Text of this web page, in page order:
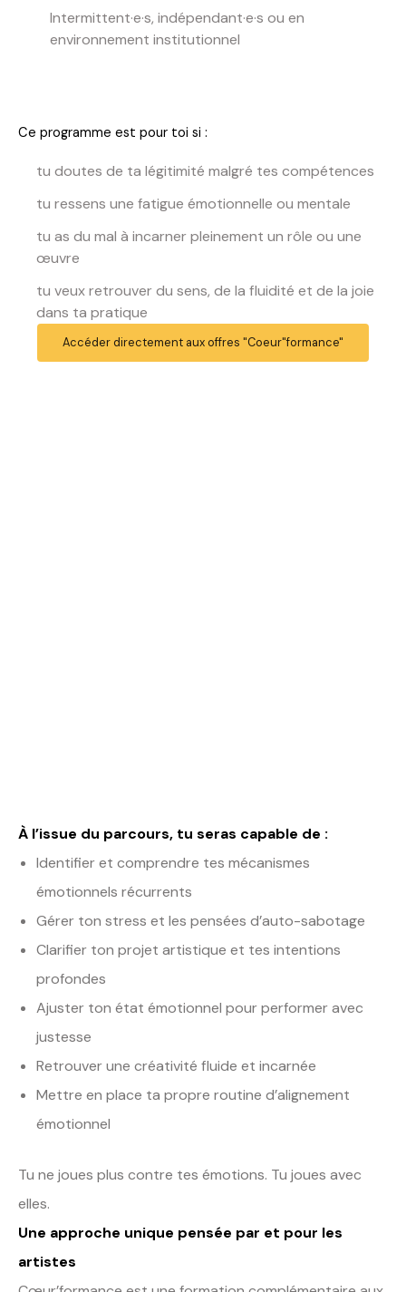
Intermittent·e·s, indépendant·e·s ou en
environnement institutionnel
Ce programme est pour toi si :
tu doutes de ta légitimité malgré tes compétences
tu ressens une fatigue émotionnelle ou mentale
tu as du mal à incarner pleinement un rôle ou une
œuvre
tu veux retrouver du sens, de la fluidité et de la joie
dans ta pratique
Accéder directement aux offres "Coeur"formance"
À l’issue du parcours, tu seras capable de :
Identifier et comprendre tes mécanismes
émotionnels récurrents
Gérer ton stress et les pensées d’auto-sabotage
Clarifier ton projet artistique et tes intentions
profondes
Ajuster ton état émotionnel pour performer avec
justesse
Retrouver une créativité fluide et incarnée
Mettre en place ta propre routine d’alignement
émotionnel
Tu ne joues plus contre tes émotions. Tu joues avec
elles.
Une approche unique pensée par et pour les
artistes